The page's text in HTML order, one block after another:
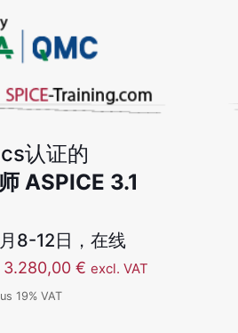
认证的
ASPICE 3.1
8-12日，在线
3.280,00 €价
excl. VAT
19% VAT